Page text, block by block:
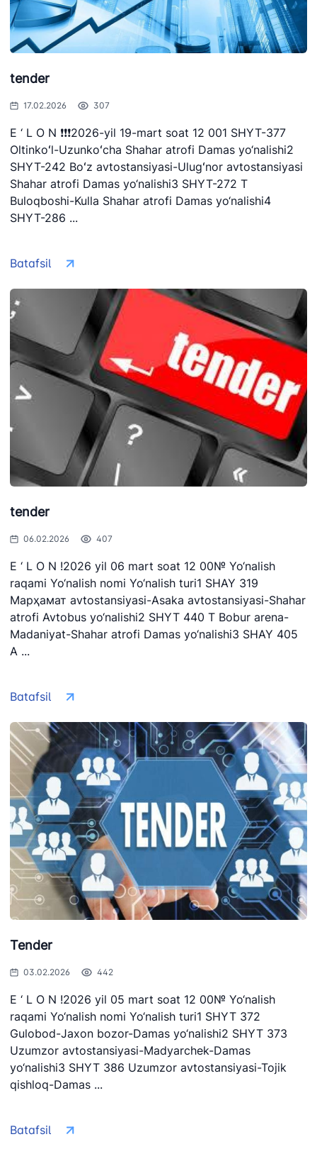
tender
17.02.2026 307
E ‘ L O N ❗️❗️❗️2026-yil 19-mart soat 12 001 SHYT-377
Oltinkoʻl-Uzunkoʻcha Shahar atrofi Damas yo‘nalishi2
SHYT-242 Boʻz avtostansiyasi-Ulugʻnor avtostansiyasi
Shahar atrofi Damas yo‘nalishi3 SHYT-272 T
Buloqboshi-Kulla Shahar atrofi Damas yo‘nalishi4
SHYT-286 ...
Batafsil
tender
06.02.2026 407
E ‘ L O N !2026 yil 06 mart soat 12 00№ Yo‘nalish
raqami Yo‘nalish nomi Yo‘nalish turi1 SHAY 319
Марҳамат avtostansiyasi-Asaka avtostansiyasi-Shahar
atrofi Avtobus yo‘nalishi2 SHYT 440 T Bobur arena-
Madaniyat-Shahar atrofi Damas yo‘nalishi3 SHAY 405
A ...
Batafsil
Tender
03.02.2026 442
E ‘ L O N !2026 yil 05 mart soat 12 00№ Yo‘nalish
raqami Yo‘nalish nomi Yo‘nalish turi1 SHYT 372
Gulobod-Jaxon bozor-Damas yo‘nalishi2 SHYT 373
Uzumzor avtostansiyasi-Madyarchek-Damas
yo‘nalishi3 SHYT 386 Uzumzor avtostansiyasi-Tojik
qishloq-Damas ...
Batafsil